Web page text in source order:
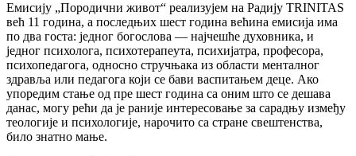
Емисију „Породични живот“ реализујем на Радију TRINITAS
већ 11 година, а последњих шест година већина емисија има
по два госта: једног богослова — најчешће духовника, и
једног психолога, психотерапеута, психијатра, професора,
психопедагога, односно стручњака из области менталног
здравља или педагога који се бави васпитањем деце. Ако
упоредим стање од пре шест година са оним што се дешава
данас, могу рећи да је раније интересовање за сарадњу између
теологије и психологије, нарочито са стране свештенства,
било знатно мање.